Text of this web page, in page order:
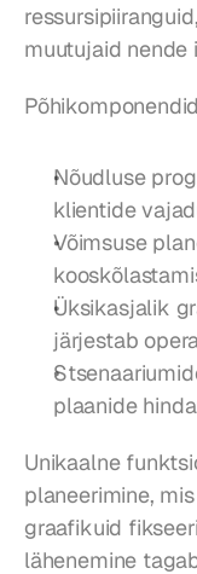
muutujaid nende
Nõudluse
klientide
Võimsuse
Üksikasjalik
järjestab
plaanide
Unikaalne
planeerimine,
graafikuid
lähenemine